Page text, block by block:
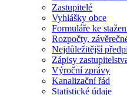
Zastupitelé
Vyhlášky obce
Formuláře ke
Rozpočty,
Nejdůležitější
Zápisy
Výroční zprávy
Kanalizační řád
Statistické údaje